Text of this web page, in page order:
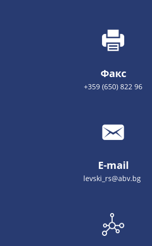
Факс
+359 (650) 822 96
E-mail
levski_rs@abv.bg